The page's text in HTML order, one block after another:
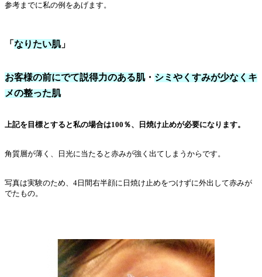
参考までに私の例をあげます。
「 なりたい肌」
お客様の前にでて説得力のある肌・ シミやくすみが少なくキ
メの整った肌
上記を目標とすると私の場合は100％、日焼け止めが必要になります。
角質層が薄く、日光に当たると赤みが強く出てしまうからです。
写真は実験のため、4日間右半顔に日焼け止めをつけずに外出して赤みが
でたもの。